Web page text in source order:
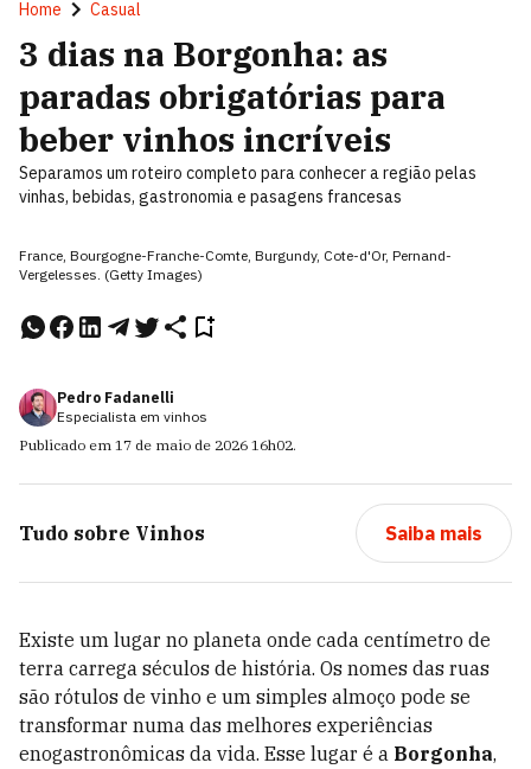
Home Casual
3 dias na Borgonha: as
paradas obrigatórias para
beber vinhos incríveis
Separamos um roteiro completo para conhecer a região pelas
vinhas, bebidas, gastronomia e pasagens francesas
France, Bourgogne-Franche-Comte, Burgundy, Cote-d'Or, Pernand-
Vergelesses. (Getty Images)
Pedro Fadanelli
Especialista em vinhos
Publicado em 17 de maio de 2026 16h02.
Tudo sobre Vinhos Saiba mais
Existe um lugar no planeta onde cada centímetro de
terra carrega séculos de história. Os nomes das ruas
são rótulos de vinho e um simples almoço pode se
transformar numa das melhores experiências
enogastronômicas da vida. Esse lugar é a Borgonha,